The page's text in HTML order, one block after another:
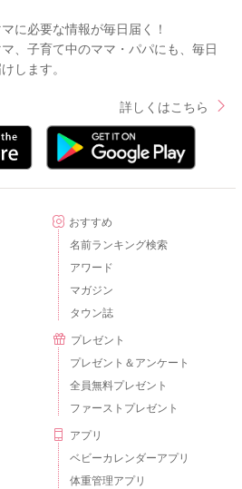
に必要な情報が毎日届く！
、子育て中のママ・パパにも、毎日
します。
詳しくはこちら
おすすめ
名前ランキング検索
アワード
マガジン
タウン誌
プレゼント
プレゼント＆アンケート
全員無料プレゼント
ファーストプレゼント
アプリ
ベビーカレンダーアプリ
体重管理アプリ